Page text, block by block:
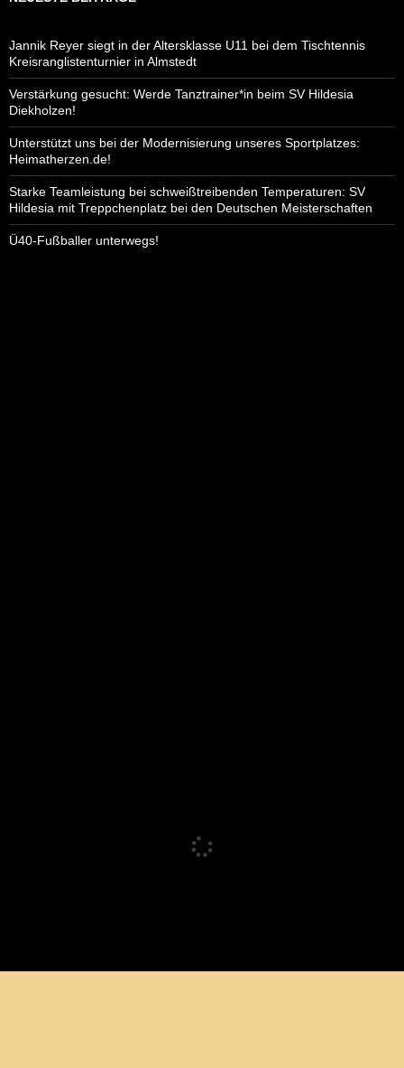
-
N
a
v
i
g
a
t
i
o
Jannik Reyer siegt in der Altersklasse U11 bei dem Tischtennis
Kreisranglistenturnier in Almstedt
Verstärkung gesucht: Werde Tanztrainer*in beim SV Hildesia
Diekholzen!
Unterstützt uns bei der Modernisierung unseres Sportplatzes:
Heimatherzen.de!
Starke Teamleistung bei schweißtreibenden Temperaturen: SV
Hildesia mit Treppchenplatz bei den Deutschen Meisterschaften
Ü40-Fußballer unterwegs!